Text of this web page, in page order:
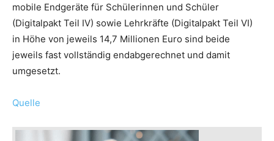
mobile Endgeräte für Schülerinnen und Schüler
(Digitalpakt Teil IV) sowie Lehrkräfte (Digitalpakt Teil VI)
in Höhe von jeweils 14,7 Millionen Euro sind beide
jeweils fast vollständig endabgerechnet und damit
umgesetzt.
Quelle